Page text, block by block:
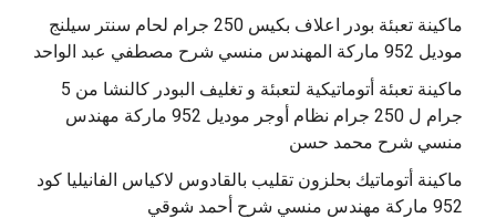
ماكينة تعبئة بودر اعلاف بكيس 250 جرام لحام سنتر سيلنج
موديل 952 ماركة المهندس منسي شرح مصطفي عبد الواحد
ماكينة تعبئة أتوماتيكية لتعبئة و تغليف البودر كالنشا من 5
جرام ل 250 جرام نظام أوجر موديل 952 ماركة مهندس
منسي شرح محمد حسن
‫ماكينة أتوماتيك بحلزون تقليب بالقادوس لاكياس الفانيليا كود